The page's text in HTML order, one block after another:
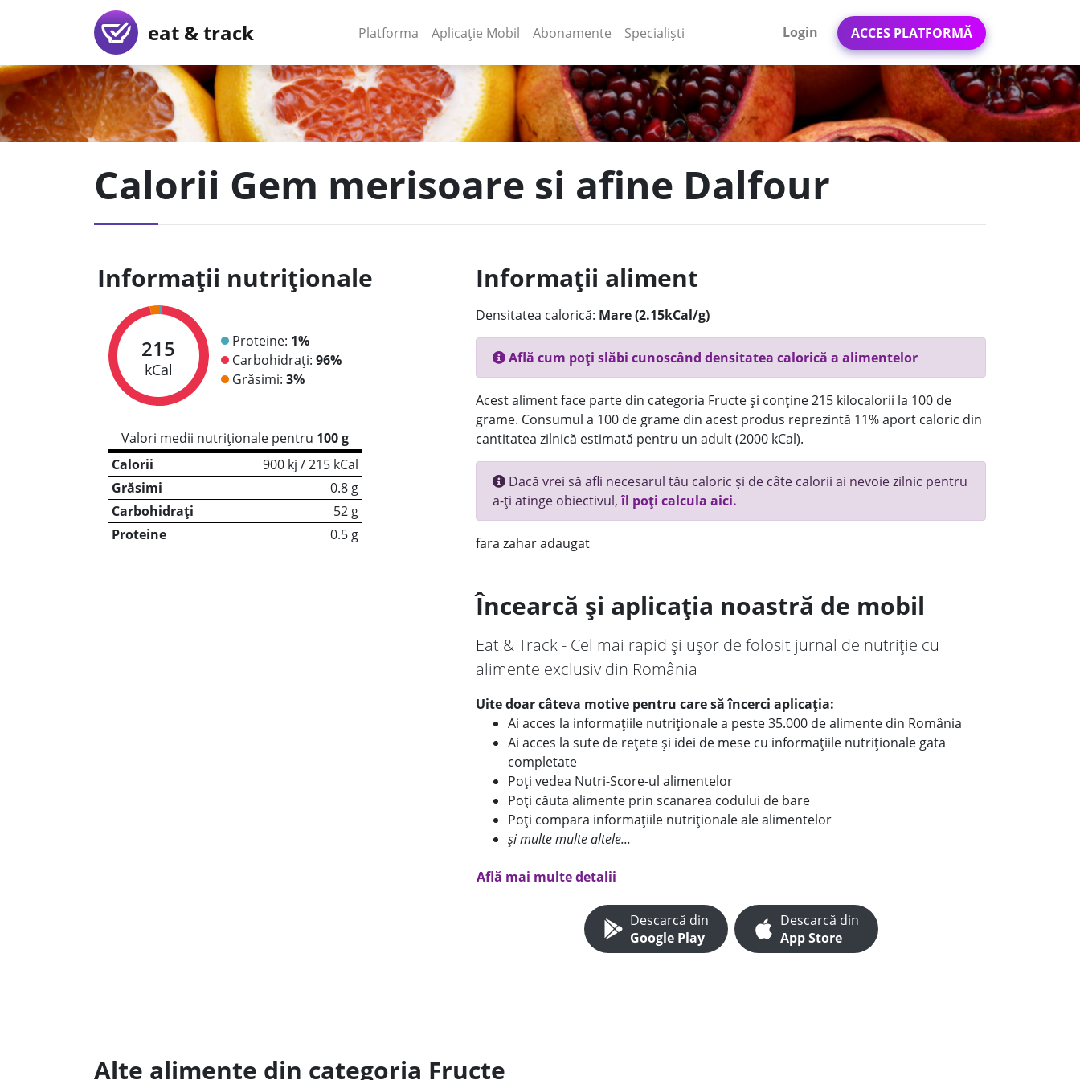
eat & track Platforma (current)
Aplicație Mobil (current)
Abonamente Specialiști Login ACCES PLATFORMĂ
Calorii Gem merisoare si afine Dalfour
Informații nutriționale
215
kCal
Proteine: 1%
Carbohidrați: 96%
Grăsimi: 3%
Valori medii nutriționale pentru 100 g
Calorii
900 kj / 215 kCal
Grăsimi
0.8 g
Carbohidrați
52 g
Proteine
0.5 g
Informații aliment
Densitatea calorică: Mare (2.15kCal/g)
Află cum poți slăbi cunoscând densitatea calorică a alimentelor
Acest aliment face parte din categoria Fructe și conține 215 kilocalorii la 100 de
grame. Consumul a 100 de grame din acest produs reprezintă 11% aport caloric din
cantitatea zilnică estimată pentru un adult (2000 kCal).
Dacă vrei să afli necesarul tău caloric și de câte calorii ai nevoie zilnic pentru
a-ți atinge obiectivul,îl poți calcula aici.
fara zahar adaugat
Încearcă și aplicația noastră de mobil
Eat & Track - Cel mai rapid și ușor de folosit jurnal de nutriție cu
alimente exclusiv din România
Uite doar câteva motive pentru care să încerci aplicația:
Ai acces la informațiile nutriționale a peste 35.000 de alimente din România
Ai acces la sute de rețete și idei de mese cu informațiile nutriționale gata
completate
Poți vedea Nutri-Score-ul alimentelor
Poți căuta alimente prin scanarea codului de bare
Poți compara informațiile nutriționale ale alimentelor
și multe multe altele...
Află mai multe detalii
Descarcă din
Google Play
Descarcă din
App Store
Alte alimente din categoria Fructe